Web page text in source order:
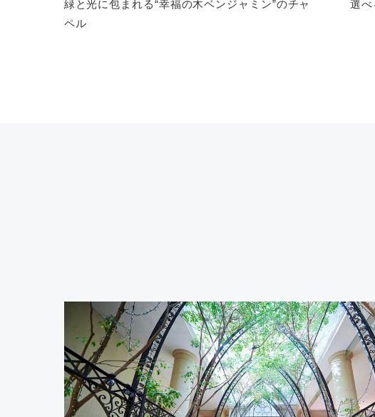
緑と光に包まれる“幸福の木ベンジャミン”のチャ
ペル
選